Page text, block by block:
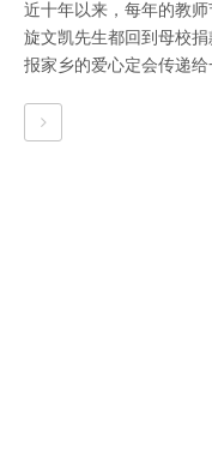
近十年以来，每年的教
旋文凯先生都回到母校
报家乡的爱心定会传递给